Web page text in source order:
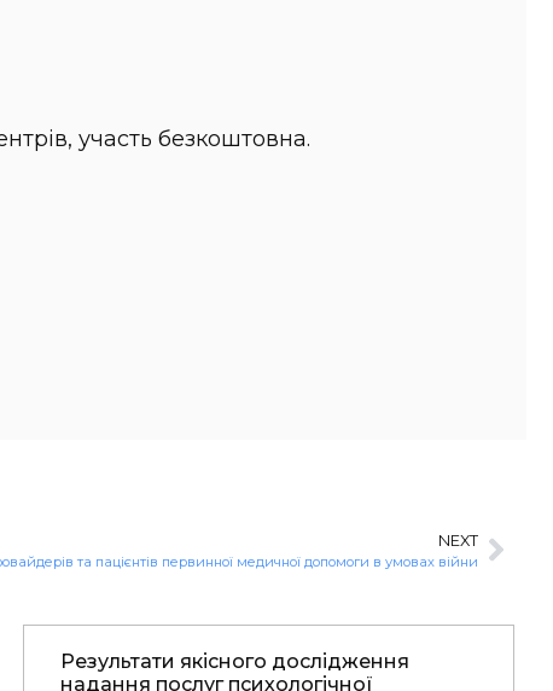
участь безкоштовна.
NEXT
та пацієнтів первинної медичної допомоги в умовах війни
Результати якісного дослідження
надання послуг психологічної